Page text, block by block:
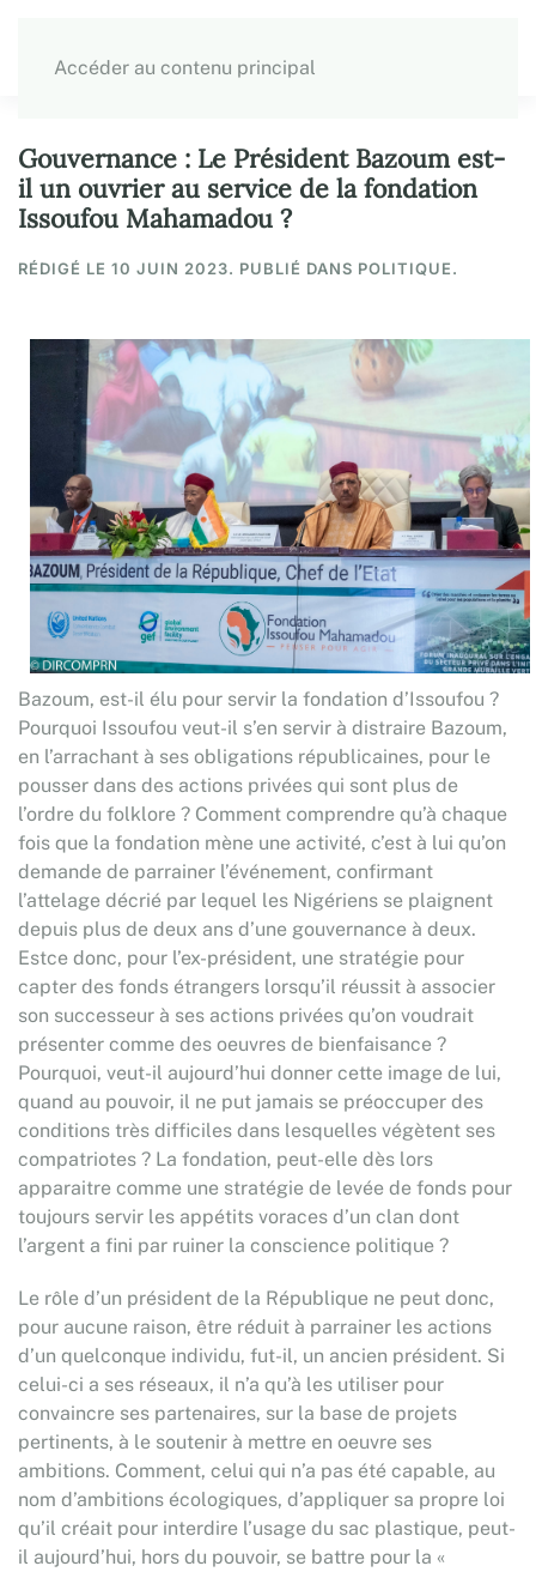
Accéder au contenu principal
Gouvernance : Le Président Bazoum est-
il un ouvrier au service de la fondation
Issoufou Mahamadou ?
RÉDIGÉ LE 10 JUIN 2023. PUBLIÉ DANS POLITIQUE.
Bazoum, est-il élu pour servir la fondation d’Issoufou ?
Pourquoi Issoufou veut-il s’en servir à distraire Bazoum,
en l’arrachant à ses obligations républicaines, pour le
pousser dans des actions privées qui sont plus de
l’ordre du folklore ? Comment comprendre qu’à chaque
fois que la fondation mène une activité, c’est à lui qu’on
demande de parrainer l’événement, confirmant
l’attelage décrié par lequel les Nigériens se plaignent
depuis plus de deux ans d’une gouvernance à deux.
Estce donc, pour l’ex-président, une stratégie pour
capter des fonds étrangers lorsqu’il réussit à associer
son successeur à ses actions privées qu’on voudrait
présenter comme des oeuvres de bienfaisance ?
Pourquoi, veut-il aujourd’hui donner cette image de lui,
quand au pouvoir, il ne put jamais se préoccuper des
conditions très difficiles dans lesquelles végètent ses
compatriotes ? La fondation, peut-elle dès lors
apparaitre comme une stratégie de levée de fonds pour
toujours servir les appétits voraces d’un clan dont
l’argent a fini par ruiner la conscience politique ?
Le rôle d’un président de la République ne peut donc,
pour aucune raison, être réduit à parrainer les actions
d’un quelconque individu, fut-il, un ancien président. Si
celui-ci a ses réseaux, il n’a qu’à les utiliser pour
convaincre ses partenaires, sur la base de projets
pertinents, à le soutenir à mettre en oeuvre ses
ambitions. Comment, celui qui n’a pas été capable, au
nom d’ambitions écologiques, d’appliquer sa propre loi
qu’il créait pour interdire l’usage du sac plastique, peut-
il aujourd’hui, hors du pouvoir, se battre pour la «